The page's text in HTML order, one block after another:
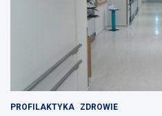
PROFILAKTYKA ZDROWIE